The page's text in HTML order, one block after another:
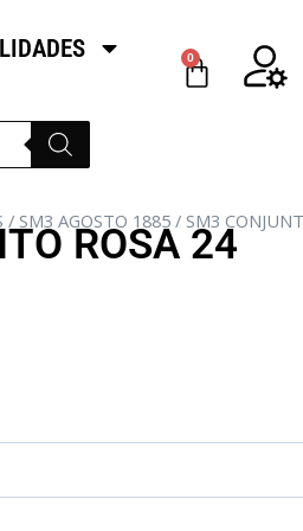
0
/ SM3 AGOSTO 1885 / SM3
ROSA 24